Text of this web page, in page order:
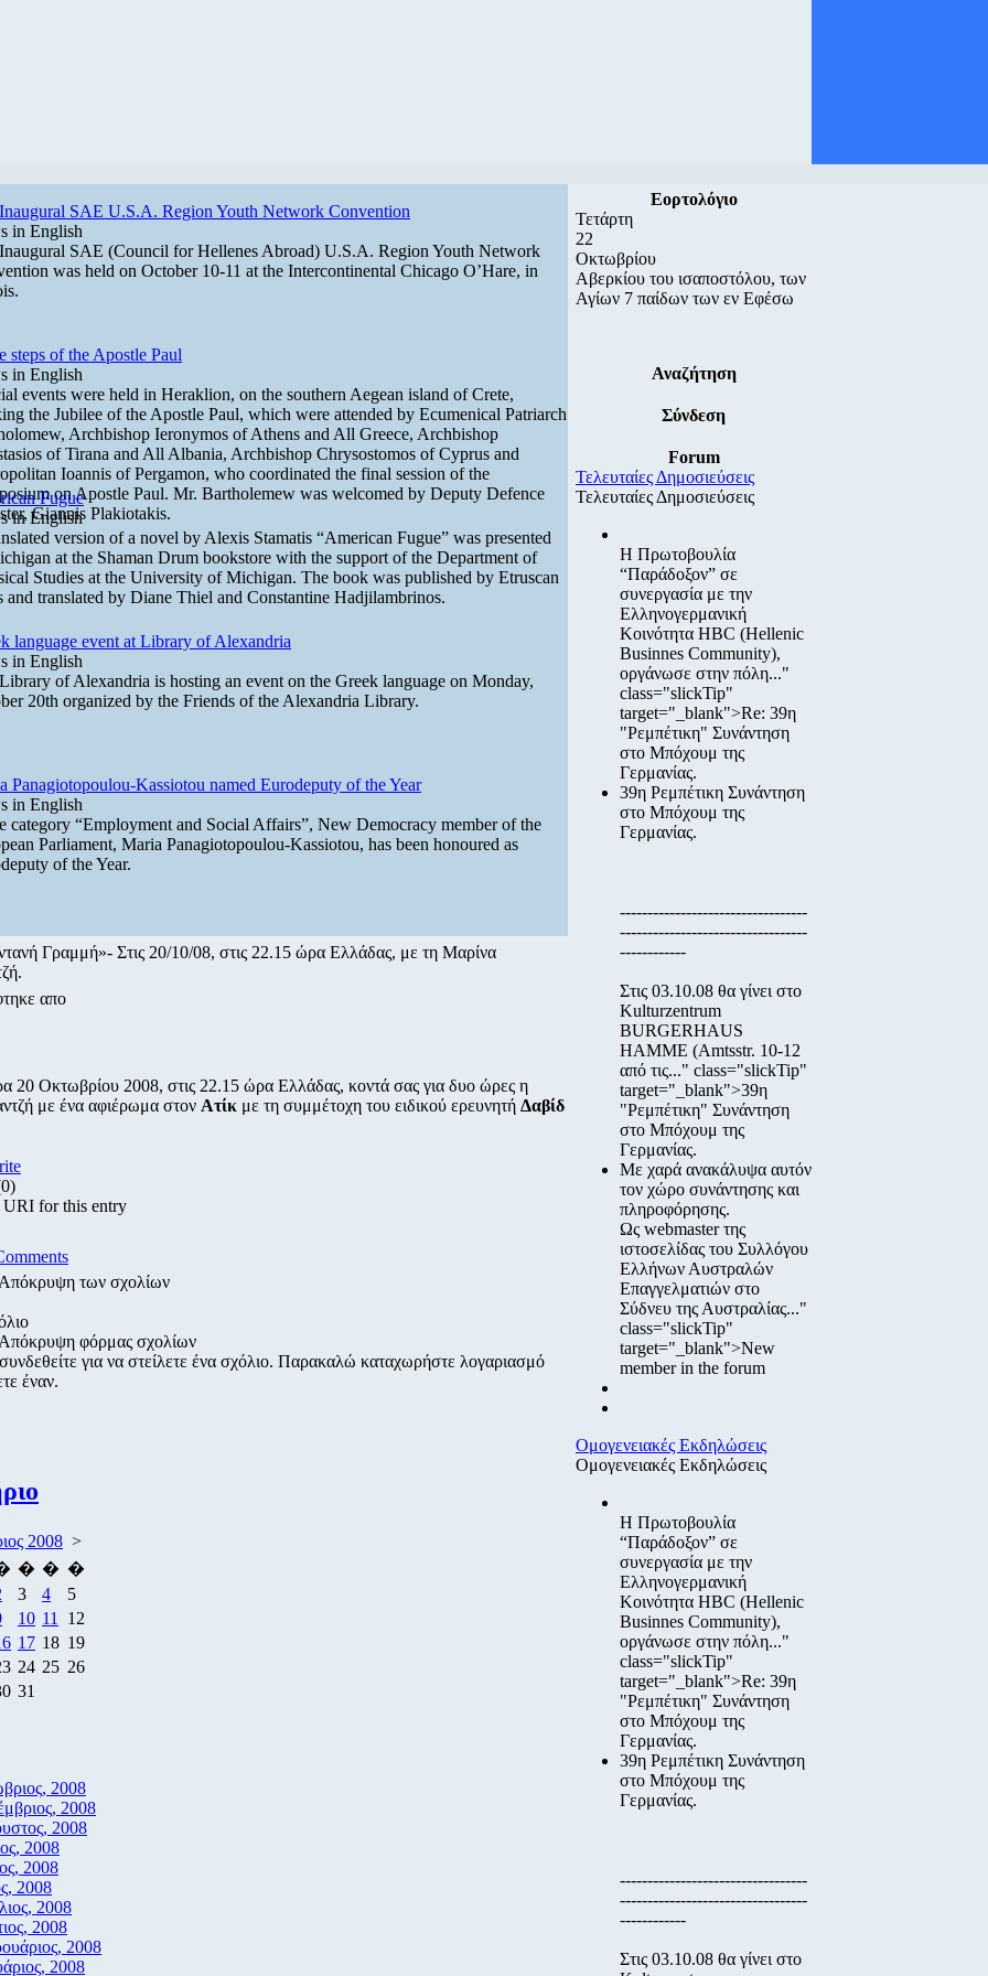
SAE U.S.A. Region Youth Network Convention
in English
SAE (Council for Hellenes Abroad) U.S.A. Region Youth Network
was held on October 10-11 at the Intercontinental Chicago O’Hare, in
steps of the Apostle Paul
in English
events were held in Heraklion, on the southern Aegean island of Crete,
the Jubilee of the Apostle Paul, which were attended by Ecumenical Patriarch
Archbishop Ieronymos of Athens and All Greece, Archbishop
of Tirana and All Albania, Archbishop Chrysostomos of Cyprus and
Ioannis of Pergamon, who coordinated the final session of the
on Apostle Paul. Mr. Bartholemew was welcomed by Deputy Defence
Giannis Plakiotakis.
Fugue
in English
version of a novel by Alexis Stamatis “American Fugue” was presented
at the Shaman Drum bookstore with the support of the Department of
Studies at the University of Michigan. The book was published by Etruscan
and translated by Diane Thiel and Constantine Hadjilambrinos.
language event at Library of Alexandria
in English
of Alexandria is hosting an event on the Greek language on Monday,
20th organized by the Friends of the Alexandria Library.
Panagiotopoulou-Kassiotou named Eurodeputy of the Year
in English
category “Employment and Social Affairs”, New Democracy member of the
Parliament, Maria Panagiotopoulou-Kassiotou, has been honoured as
of the Year.
Γραμμή»- Στις 20/10/08, στις 22.15 ώρα Ελλάδας, με τη Μαρίνα
απο
20 Οκτωβρίου 2008, στις 22.15 ώρα Ελλάδας, κοντά σας για δυο ώρες η
με ένα αφιέρωμα στον Ατίκ με τη συμμέτοχη του ειδικού ερευνητή Δαβίδ
for this entry
των σχολίων
φόρμας σχολίων
για να στείλετε ένα σχόλιο. Παρακαλώ καταχωρήστε λογαριασμό
έναν.
2008 >
� � �
3 4
5
10 11
12
17 18 19
24 25 26
31
2008
2008
2008
2008
2008
2008
2008
2008
2008
2008
Εορτολόγιο
Τετάρτη
22
Οκτωβρίου
Αβερκίου του ισαποστόλου, των
Αγίων 7 παίδων των εν Εφέσω
Αναζήτηση
Σύνδεση
Forum
Τελευταίες Δημοσιεύσεις
Τελευταίες Δημοσιεύσεις
Η Πρωτοβουλία
“Παράδοξον” σε
συνεργασία με την
Ελληνογερμανική
Κοινότητα HBC (Hellenic
Businnes Community),
οργάνωσε στην πόλη..."
class="slickTip"
target="_blank">Re: 39η
"Ρεμπέτικη" Συνάντηση
στο Μπόχουμ της
Γερμανίας.
39η Ρεμπέτικη Συνάντηση
στο Μπόχουμ της
Γερμανίας.
----------------------------------
----------------------------------
------------
Στις 03.10.08 θα γίνει στο
Kulturzentrum
BURGERHAUS
HAMME (Amtsstr. 10-12
από τις..." class="slickTip"
target="_blank">39η
"Ρεμπέτικη" Συνάντηση
στο Μπόχουμ της
Γερμανίας.
Με χαρά ανακάλυψα αυτόν
τον χώρο συνάντησης και
πληροφόρησης.
Ως webmaster της
ιστοσελίδας του Συλλόγου
Ελλήνων Αυστραλών
Επαγγελματιών στο
Σύδνευ της Αυστραλίας..."
class="slickTip"
target="_blank">New
member in the forum
Ομογενειακές Εκδηλώσεις
Ομογενειακές Εκδηλώσεις
Η Πρωτοβουλία
“Παράδοξον” σε
συνεργασία με την
Ελληνογερμανική
Κοινότητα HBC (Hellenic
Businnes Community),
οργάνωσε στην πόλη..."
class="slickTip"
target="_blank">Re: 39η
"Ρεμπέτικη" Συνάντηση
στο Μπόχουμ της
Γερμανίας.
39η Ρεμπέτικη Συνάντηση
στο Μπόχουμ της
Γερμανίας.
----------------------------------
----------------------------------
------------
Στις 03.10.08 θα γίνει στο